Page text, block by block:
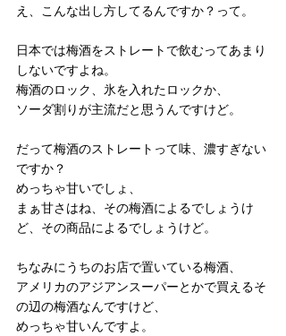
え、こんな出し方してるんですか？って。
日本では梅酒をストレートで飲むってあまり
しないですよね。
梅酒のロック、氷を入れたロックか、
ソーダ割りが主流だと思うんですけど。
だって梅酒のストレートって味、濃すぎない
ですか？
めっちゃ甘いでしょ、
まぁ甘さはね、その梅酒によるでしょうけ
ど、その商品によるでしょうけど。
ちなみにうちのお店で置いている梅酒、
アメリカのアジアンスーパーとかで買えるそ
の辺の梅酒なんですけど、
めっちゃ甘いんですよ。